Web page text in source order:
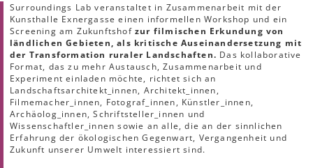
Surroundings Lab veranstaltet in Zusammenarbeit mit der
Kunsthalle Exnergasse einen informellen Workshop und ein
Screening am Zukunftshof zur filmischen Erkundung von
ländlichen Gebieten, als kritische Auseinandersetzung mit
der Transformation ruraler Landschaften. Das kollaborative
Format, das zu mehr Austausch, Zusammenarbeit und
Experiment einladen möchte, richtet sich an
Landschaftsarchitekt_innen, Architekt_innen,
Filmemacher_innen, Fotograf_innen, Künstler_innen,
Archäolog_innen, Schriftsteller_innen und
Wissenschaftler_innen sowie an alle, die an der sinnlichen
Erfahrung der ökologischen Gegenwart, Vergangenheit und
Zukunft unserer Umwelt interessiert sind.